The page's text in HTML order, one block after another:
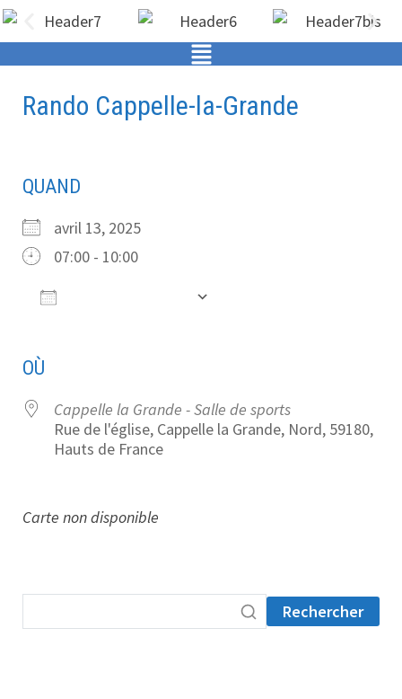
Rando Cappelle-la-Grande
QUAND
avril 13, 2025
07:00 - 10:00
OÙ
Cappelle la Grande - Salle de sports
Rue de l'église, Cappelle la Grande, Nord, 59180,
Hauts de France
Carte non disponible
Rechercher